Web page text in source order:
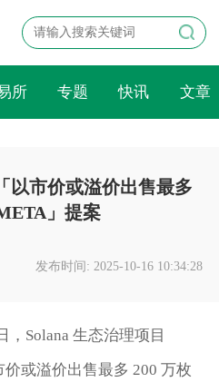
所 专题 快讯 文章
以市价或溢价出售最多
」提案
发布时间: 2025-10-16 10:34:28
，Solana 生态治理项目
或溢价出售最多 200 万枚